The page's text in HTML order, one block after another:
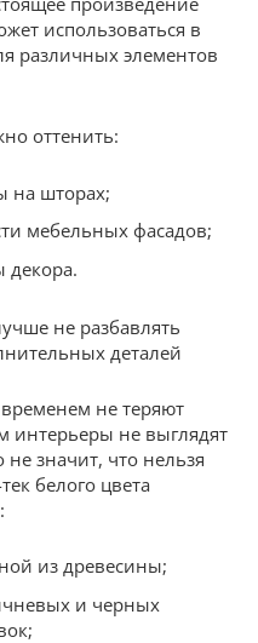
использоваться в
различных элементов
оттенить:
на шторах;
мебельных фасадов;
декора.
не разбавлять
деталей
не теряют
интерьеры не выглядят
значит, что нельзя
белого цвета
из древесины;
и черных